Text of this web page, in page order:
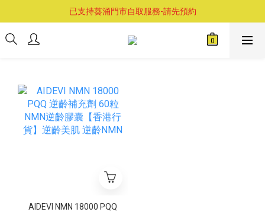
購物滿$460即享順豐免運費服務
已支持葵涌門市自取服務-請先預約
購物滿$460即享順豐免運費服務
AIDEVI NMN 18000 PQQ